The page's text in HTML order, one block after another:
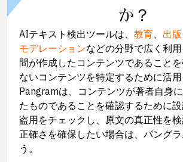
か？
AIテキスト検出ツールは、 教育、 出版
モデレーションなどの分野で広く利
間が作成したコンテンツであること
ないコンテンツを特定するために活用
Pangramは、コンテンツが著者自身
たものであることを確認するために
盗用をチェックし、原文の真正性を検
正確さを確保したい場合は、パング
う。